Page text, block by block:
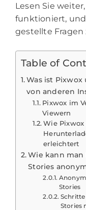
Lesen Sie
funktioniert,
gestellte Fragen
Table of
Was ist
von anderen
Pixwox im
Viewern
Wie
erleichtert
Wie kann man
Stories
Stories
Stories